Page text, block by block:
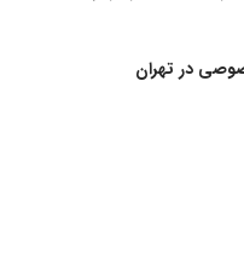
در تهران